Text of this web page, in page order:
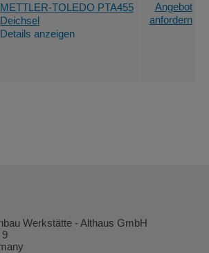
METTLER-TOLEDO PTA455
Deichsel
Details anzeigen
Angebot
anfordern
Werkstätte - Althaus GmbH
9